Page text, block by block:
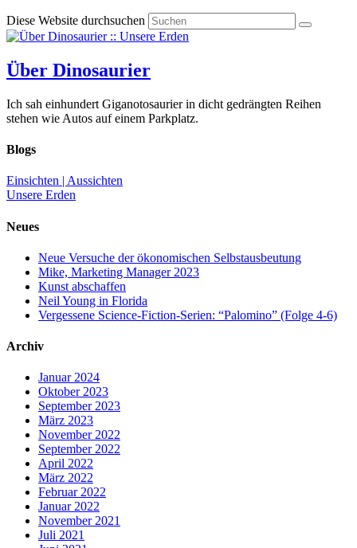
Diese Website durchsuchen
Über Dinosaurier
Ich sah einhundert Giganotosaurier in dicht gedrängten Reihen
stehen wie Autos auf einem Parkplatz.
Blogs
Einsichten | Aussichten
Unsere Erden
Neues
Neue Versuche der ökonomischen Selbstausbeutung
Mike, Marketing Manager 2023
Kunst abschaffen
Neil Young in Florida
Vergessene Science-Fiction-Serien: “Palomino” (Folge 4-6)
Archiv
Januar 2024
Oktober 2023
September 2023
März 2023
November 2022
September 2022
April 2022
März 2022
Februar 2022
Januar 2022
November 2021
Juli 2021